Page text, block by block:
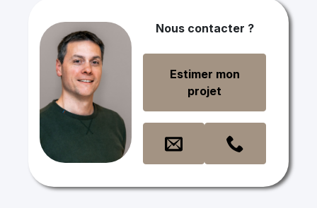
Nous contacter ?
Estimer mon
projet